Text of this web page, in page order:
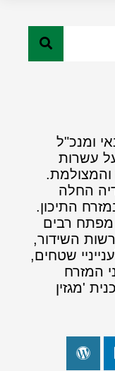
ומנכ"ל
עשרות
והמצולמת.
החלה
התיכון.
מפתח רבים
השידור,
שטחים,
המזרח
'מגזין